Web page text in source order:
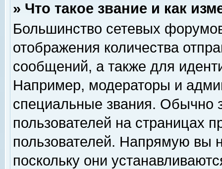
» Что такое звание и как
Большинство сетевых
отображения количества
сообщений, а также для
Например, модераторы и
специальные звания. Обычно
пользователей на страницах
пользователей. Напрямую вы
поскольку они